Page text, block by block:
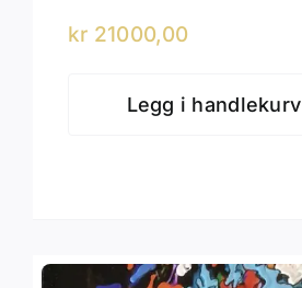
kr 21000,00
Legg i handlekurv